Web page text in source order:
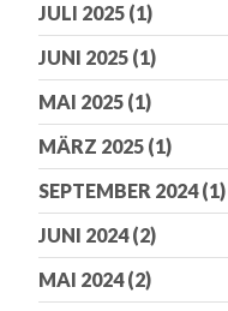
JULI 2025 (1)
JUNI 2025 (1)
MAI 2025 (1)
MÄRZ 2025 (1)
SEPTEMBER 2024(1)
JUNI 2024(2)
MAI 2024(2)